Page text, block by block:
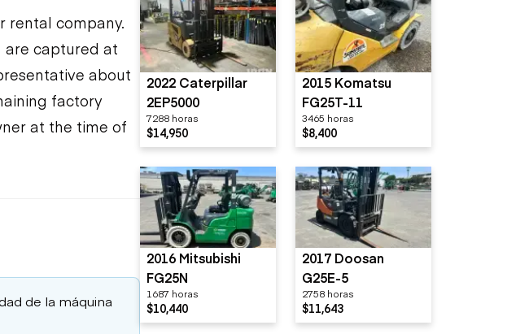
rental company.
are captured at
about
factory
at the time of
de la máquina
2022 Caterpillar
2EP5000
7288 horas
$14,950
2015 Komatsu
FG25T-11
3465 horas
$8,400
2016 Mitsubishi
FG25N
1687 horas
$10,440
2017 Doosan
G25E-5
2758 horas
$11,643